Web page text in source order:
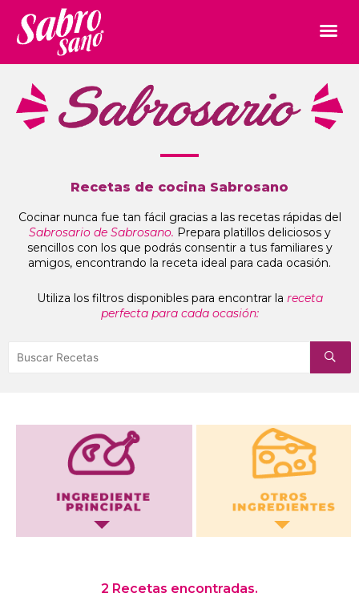
Recetas de cocina Sabrosano
Cocinar nunca fue tan fácil gracias a las recetas rápidas del
Sabrosario de Sabrosano. Prepara platillos deliciosos y
sencillos con los que podrás consentir a tus familiares y
amigos, encontrando la receta ideal para cada ocasión.
Utiliza los filtros disponibles para encontrar la receta
perfecta para cada ocasión:
Otros Ingredientes
2 Recetas encontradas.